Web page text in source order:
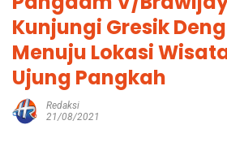
Kunjungi Gresik
Menuju Lokasi
Ujung Pangkah
Redaksi
21/08/2021